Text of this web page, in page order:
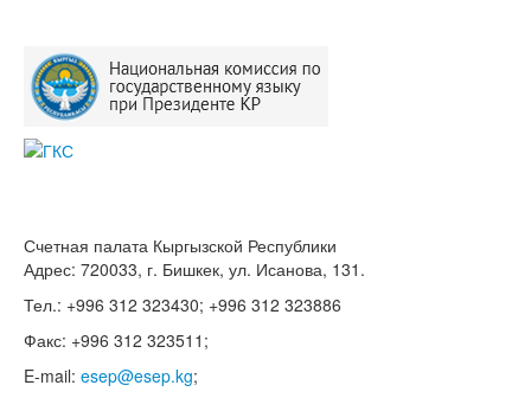
Счетная палата Кыргызской Республики
Адрес: 720033, г. Бишкек, ул. Исанова, 131.
Тел.: +996 312 323430; +996 312 323886
Факс: +996 312 323511;
E-mail: esep@esep.kg;